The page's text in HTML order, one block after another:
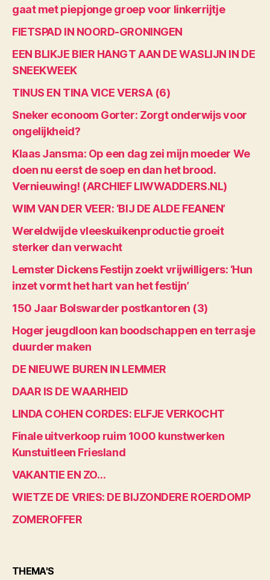
gaat met piepjonge groep voor linkerrijtje
FIETSPAD IN NOORD-GRONINGEN
EEN BLIKJE BIER HANGT AAN DE WASLIJN IN DE
SNEEKWEEK
TINUS EN TINA VICE VERSA (6)
Sneker econoom Gorter: Zorgt onderwijs voor
ongelijkheid?
Klaas Jansma: Op een dag zei mijn moeder We
doen nu eerst de soep en dan het brood.
Vernieuwing! (ARCHIEF LIWWADDERS.NL)
WIM VAN DER VEER: ‘BIJ DE ALDE FEANEN’
Wereldwijde vleeskuikenproductie groeit
sterker dan verwacht
Lemster Dickens Festijn zoekt vrijwilligers: ‘Hun
inzet vormt het hart van het festijn’
150 Jaar Bolswarder postkantoren (3)
Hoger jeugdloon kan boodschappen en terrasje
duurder maken
DE NIEUWE BUREN IN LEMMER
DAAR IS DE WAARHEID
LINDA COHEN CORDES: ELFJE VERKOCHT
Finale uitverkoop ruim 1000 kunstwerken
Kunstuitleen Friesland
VAKANTIE EN ZO…
WIETZE DE VRIES: DE BIJZONDERE ROERDOMP
ZOMEROFFER
THEMA'S